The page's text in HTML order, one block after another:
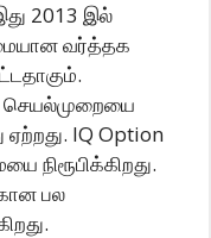
2013 இல்
வர்த்தக
செயல்முறையை
ஏற்றது. IQ Option
பல